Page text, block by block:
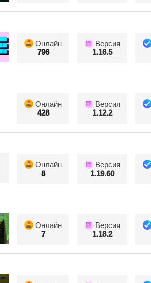
Онлайн
796
Версия
1.16.5
Онлайн
428
Версия
1.12.2
Онлайн
8
Версия
1.19.60
Онлайн
7
Версия
1.18.2